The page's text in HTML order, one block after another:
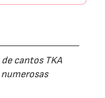
cantos TKA